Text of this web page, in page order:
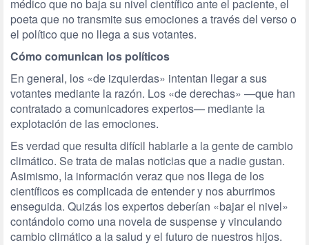
médico que no baja su nivel científico ante el paciente, el
poeta que no transmite sus emociones a través del verso o
el político que no llega a sus votantes.
Cómo comunican los políticos
En general, los «de izquierdas» intentan llegar a sus
votantes mediante la razón. Los «de derechas» —que han
contratado a comunicadores expertos— mediante la
explotación de las emociones.
Es verdad que resulta difícil hablarle a la gente de cambio
climático. Se trata de malas noticias que a nadie gustan.
Asimismo, la información veraz que nos llega de los
científicos es complicada de entender y nos aburrimos
enseguida. Quizás los expertos deberían «bajar el nivel»
contándolo como una novela de suspense y vinculando
cambio climático a la salud y el futuro de nuestros hijos.